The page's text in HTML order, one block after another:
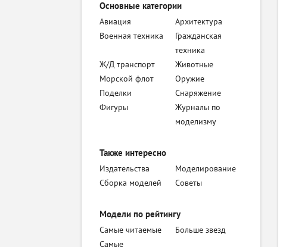
Основные категории
Авиация
Архитектура
Военная техника
Гражданская
техника
Ж/Д транспорт
Животные
Морской флот
Оружие
Поделки
Снаряжение
Фигуры
Журналы по
моделизму
Также интересно
Издательства
Моделирование
Сборка моделей
Советы
Модели по рейтингу
Самые читаемые
Больше звезд
Самые